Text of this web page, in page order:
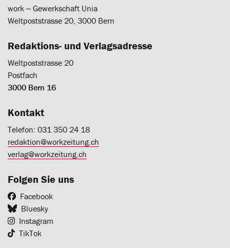
work ‒ Gewerkschaft Unia
Weltpoststrasse 20, 3000 Bern
Redaktions- und Verlagsadresse
Weltpoststrasse 20
Postfach
3000 Bern 16
Kontakt
Telefon: 031 350 24 18
redaktion@workzeitung.ch
verlag@workzeitung.ch
Folgen Sie uns
Facebook
Bluesky
Instagram
TikTok